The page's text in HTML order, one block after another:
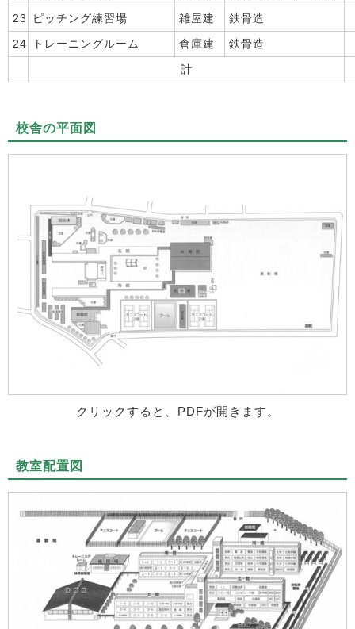
23 ピッチング練習場 雑屋建 鉄骨造
24 トレーニングルーム 倉庫建 鉄骨造
計
校舎の平面図
クリックすると、PDFが開きます。
教室配置図